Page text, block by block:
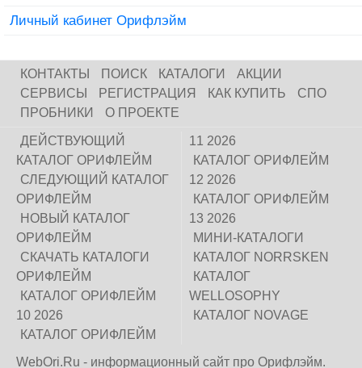
Личный кабинет Орифлэйм
КОНТАКТЫ ПОИСК КАТАЛОГИ
АКЦИИ
СЕРВИСЫ
РЕГИСТРАЦИЯ КАК КУПИТЬ
СПО
ПРОБНИКИ
О ПРОЕКТЕ
ДЕЙСТВУЮЩИЙ
КАТАЛОГ ОРИФЛЕЙМ
СЛЕДУЮЩИЙ КАТАЛОГ
ОРИФЛЕЙМ
НОВЫЙ КАТАЛОГ
ОРИФЛЕЙМ
СКАЧАТЬ КАТАЛОГИ
ОРИФЛЕЙМ
КАТАЛОГ ОРИФЛЕЙМ
10 2026
КАТАЛОГ ОРИФЛЕЙМ
11 2026
КАТАЛОГ ОРИФЛЕЙМ
12 2026
КАТАЛОГ ОРИФЛЕЙМ
13 2026
МИНИ-КАТАЛОГИ
КАТАЛОГ NORRSKEN
КАТАЛОГ
WELLOSOPHY
КАТАЛОГ NOVAGE
WebOri.Ru - информационный сайт про Орифлэйм.